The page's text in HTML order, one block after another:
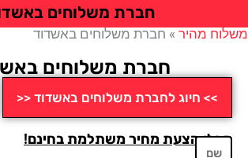
חברת משלוחים באשדוד
מהיר »חברת משלוחים באשדוד
חברת משלוחים באשדוד
>> חיוג לחברת משלוחים באשדוד <<
הצעת מחיר משתלמת בחינם!